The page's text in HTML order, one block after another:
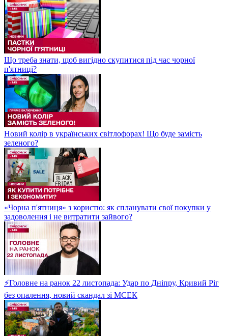
Що треба знати, щоб вигідно скупитися під час чорної
п'ятниці?
Новий колір в українських світлофорах! Що буде замість
зеленого?
«Чорна п'ятниця» з користю: як спланувати свої покупки у
задоволення і не витратити зайвого?
⚡Головне на ранок 22 листопада: Удар по Дніпру, Кривий Ріг
без опалення, новий скандал зі МСЕК